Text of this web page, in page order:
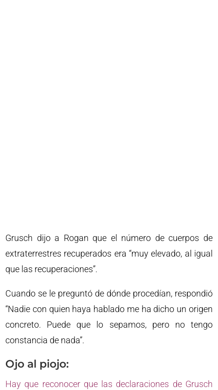
Grusch dijo a Rogan que el número de cuerpos de
extraterrestres recuperados era “muy elevado, al igual
que las recuperaciones”.
Cuando se le preguntó de dónde procedían, respondió
“Nadie con quien haya hablado me ha dicho un origen
concreto. Puede que lo sepamos, pero no tengo
constancia de nada”.
Ojo al piojo:
Hay que reconocer que las declaraciones de Grusch